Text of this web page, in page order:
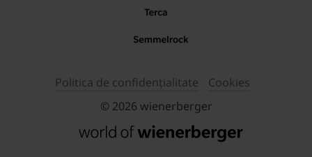
Politica de confidențialitate
Cookies
© 2026 wienerberger